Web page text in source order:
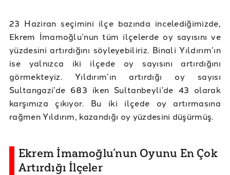
23 Haziran seçimini ilçe bazında incelediğimizde,
Ekrem İmamoğlu’nun tüm ilçelerde oy sayısını ve
yüzdesini artırdığını söyleyebiliriz. Binali Yıldırım’ın
ise yalnızca iki ilçede oy sayısını artırdığını
görmekteyiz. Yıldırım’ın artırdığı oy sayısı
Sultangazi’de 683 iken Sultanbeyli’de 43 olarak
karşımıza çıkıyor. Bu iki ilçede oy artırmasına
rağmen Yıldırım, kazandığı oy yüzdesini düşürmüş.
Ekrem İmamoğlu’nun Oyunu En Çok
Artırdığı İlçeler